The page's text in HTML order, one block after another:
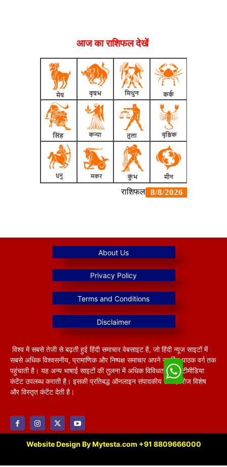
आज का राशिफल देखें
विश्व में सबसे तेजी से बढ़ती हुई हिंदी समाचार वेबसाइट है, जो हिंदी न्यूज साइटों में
सबसे अधिक विश्वसनीय, प्रामाणिक और निष्पक्ष समाचार अपने समर्पित पाठक वर्ग तक
पहुंचाती है। यह अन्य भाषाई साइटों की तुलना में अधिक विविधतापूर्ण मल्टीमीडिया
कंटेंट उपलब्ध कराती है। इसकी प्रतिबद्ध ऑनलाइन संपादकीय टीम हररोज विशेष
और विस्तृत कंटेंट देती है।
Website Design By Mytesta.com +91 8809666000